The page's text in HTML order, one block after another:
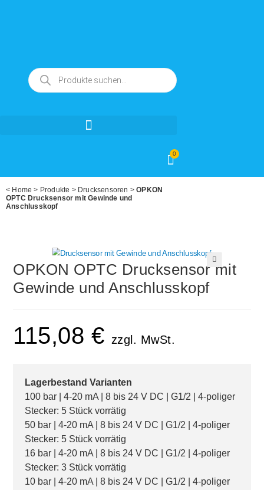
0
< Home > Produkte > Drucksensoren >OPKON
OPTC Drucksensor mit Gewinde und
Anschlusskopf
OPKON OPTC Drucksensor mit
Gewinde und Anschlusskopf
115,08 € zzgl. MwSt.
Lagerbestand Varianten
100 bar | 4-20 mA | 8 bis 24 V DC | G1/2 | 4-poliger
Stecker: 5 Stück vorrätig
50 bar | 4-20 mA | 8 bis 24 V DC | G1/2 | 4-poliger
Stecker: 5 Stück vorrätig
16 bar | 4-20 mA | 8 bis 24 V DC | G1/2 | 4-poliger
Stecker: 3 Stück vorrätig
10 bar | 4-20 mA | 8 bis 24 V DC | G1/2 | 4-poliger